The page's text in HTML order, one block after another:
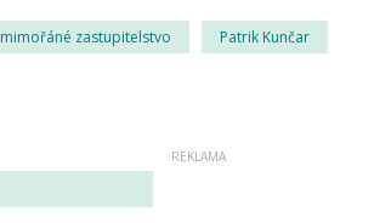
mimořáné zastupitelstvo Patrik Kunčar